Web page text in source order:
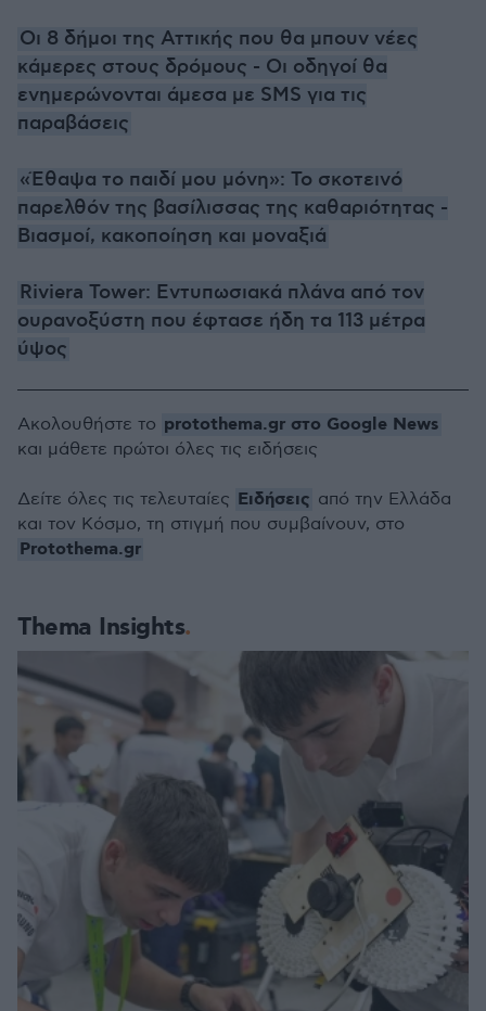
Οι 8 δήμοι της Αττικής που θα μπουν νέες
κάμερες στους δρόμους - Οι οδηγοί θα
ενημερώνονται άμεσα με SMS για τις
παραβάσεις
«Έθαψα το παιδί μου μόνη»: Το σκοτεινό
παρελθόν της βασίλισσας της καθαριότητας -
Bιασμοί, κακοποίηση και μοναξιά
Riviera Tower: Εντυπωσιακά πλάνα από τον
ουρανοξύστη που έφτασε ήδη τα 113 μέτρα
ύψος
Thema Insights
Ακολουθήστε το protothema.gr στο Google News
και μάθετε πρώτοι όλες τις ειδήσεις
Δείτε όλες τις τελευταίες Ειδήσεις από την Ελλάδα
και τον Κόσμο, τη στιγμή που συμβαίνουν, στο
Protothema.gr